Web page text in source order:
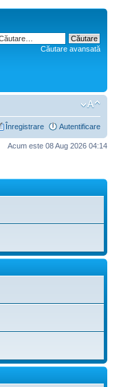
Căutare avansată
Înregistrare Autentificare
Acum este 08 Aug 2026 04:14